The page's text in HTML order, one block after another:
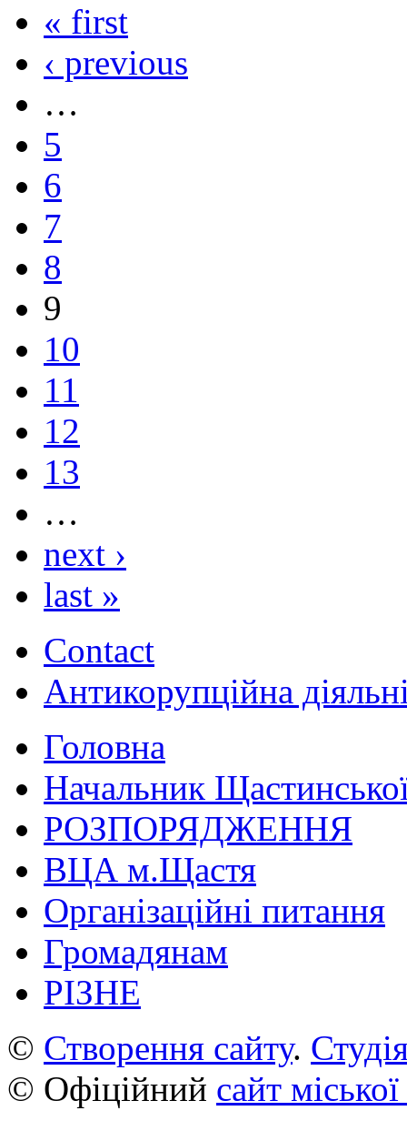
« first
‹ previous
…
5
6
7
8
9
10
11
12
13
…
next ›
last »
Contact
Антикорупційна
Головна
Начальник
РОЗПОРЯДЖЕННЯ
ВЦА м.Щастя
Організаційні питання
Громадянам
РІЗНЕ
© Створення сайту.
© Офіційний сайт